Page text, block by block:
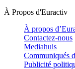
À Propos d'Euractiv
À propos
Contactez-nous
Mediahuis
Communiqués
Publicité